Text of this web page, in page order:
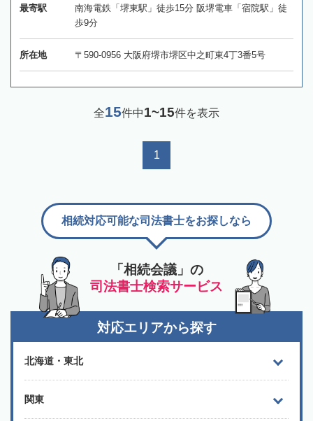
最寄駅
南海電鉄「堺東駅」徒歩15分 阪堺電車「宿院駅」徒
歩9分
所在地 〒590-0956 大阪府堺市堺区中之町東4丁3番5号
全15件中1~15件を表示
1
「相続会議」の
司法書士検索サービス
相続対応可能な司法書士をお探しなら
対応エリアから探す
北海道・東北
関東